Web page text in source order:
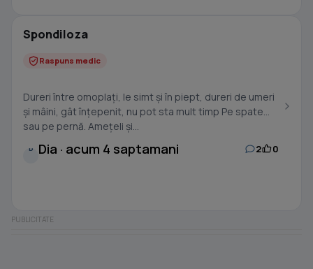
Spondiloza
Raspuns medic
Dureri între omoplați, le simt și în piept, dureri de umeri
și mâini, gât înțepenit, nu pot sta mult timp Pe spate
sau pe pernă. Amețeli și...
D Dia · acum 4 saptamani 2 0